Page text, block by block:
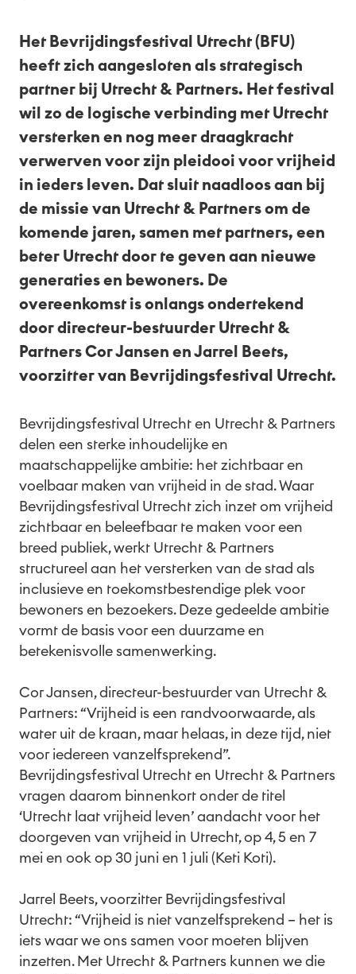
Het Bevrijdingsfestival Utrecht (BFU)
heeft zich aangesloten als strategisch
partner bij Utrecht & Partners. Het festival
wil zo de logische verbinding met Utrecht
versterken en nog meer draagkracht
verwerven voor zijn pleidooi voor vrijheid
in ieders leven. Dat sluit naadloos aan bij
de missie van Utrecht & Partners om de
komende jaren, samen met partners, een
beter Utrecht door te geven aan nieuwe
generaties en bewoners. De
overeenkomst is onlangs ondertekend
door directeur-bestuurder Utrecht &
Partners Cor Jansen en Jarrel Beets,
voorzitter van Bevrijdingsfestival Utrecht.
Bevrijdingsfestival Utrecht en Utrecht & Partners
delen een sterke inhoudelijke en
maatschappelijke ambitie: het zichtbaar en
voelbaar maken van vrijheid in de stad. Waar
Bevrijdingsfestival Utrecht zich inzet om vrijheid
zichtbaar en beleefbaar te maken voor een
breed publiek, werkt Utrecht & Partners
structureel aan het versterken van de stad als
inclusieve en toekomstbestendige plek voor
bewoners en bezoekers. Deze gedeelde ambitie
vormt de basis voor een duurzame en
betekenisvolle samenwerking.
Cor Jansen, directeur-bestuurder van Utrecht &
Partners: “Vrijheid is een randvoorwaarde, als
water uit de kraan, maar helaas, in deze tijd, niet
voor iedereen vanzelfsprekend”.
Bevrijdingsfestival Utrecht en Utrecht & Partners
vragen daarom binnenkort onder de titel
‘Utrecht laat vrijheid leven’ aandacht voor het
doorgeven van vrijheid in Utrecht, op 4, 5 en 7
mei en ook op 30 juni en 1 juli (Keti Koti).
Jarrel Beets, voorzitter Bevrijdingsfestival
Utrecht: “Vrijheid is niet vanzelfsprekend – het is
iets waar we ons samen voor moeten blijven
inzetten. Met Utrecht & Partners kunnen we die